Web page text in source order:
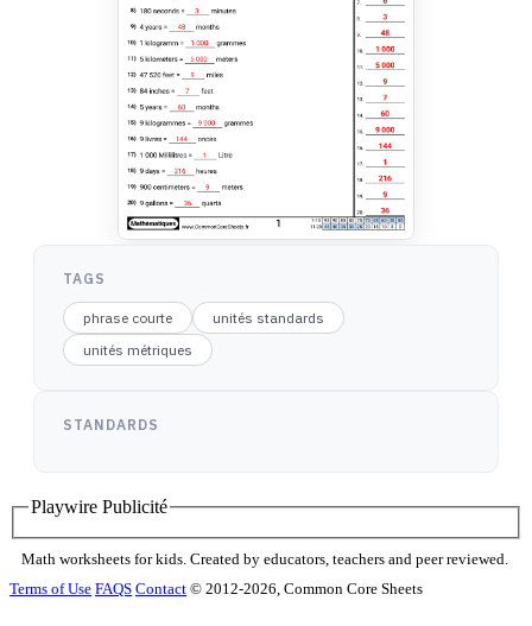
TAGS
phrase courte
unités standards
unités métriques
STANDARDS
Playwire Publicité
Math worksheets for kids. Created by educators, teachers and peer reviewed.
Terms of Use FAQS Contact © 2012-2026, Common Core Sheets